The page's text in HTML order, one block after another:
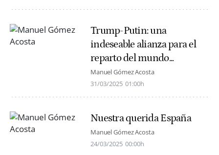
Trump-Putin: una
indeseable alianza para el
reparto del mundo...
Manuel Gómez Acosta
31/03/2025 01:00h
Nuestra querida España
Manuel Gómez Acosta
24/03/2025 00:00h